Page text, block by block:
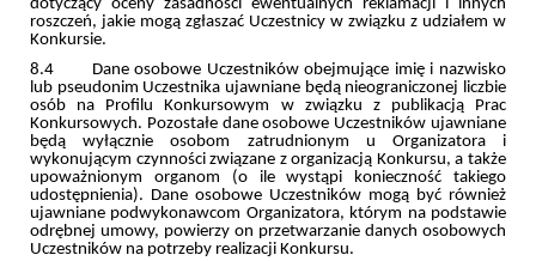
dotyczący oceny zasadności ewentualnych reklamacji i innych
roszczeń, jakie mogą zgłaszać Uczestnicy w związku z udziałem w
Konkursie.
8.4 Dane osobowe Uczestników obejmujące imię i nazwisko
lub pseudonim Uczestnika ujawniane będą nieograniczonej liczbie
osób na Profilu Konkursowym w związku z publikacją Prac
Konkursowych. Pozostałe dane osobowe Uczestników ujawniane
będą wyłącznie osobom zatrudnionym u Organizatora i
wykonującym czynności związane z organizacją Konkursu, a także
upoważnionym organom (o ile wystąpi konieczność takiego
udostępnienia). Dane osobowe Uczestników mogą być również
ujawniane podwykonawcom Organizatora, którym na podstawie
odrębnej umowy, powierzy on przetwarzanie danych osobowych
Uczestników na potrzeby realizacji Konkursu.